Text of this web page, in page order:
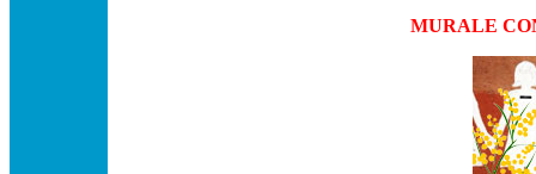
MURALE